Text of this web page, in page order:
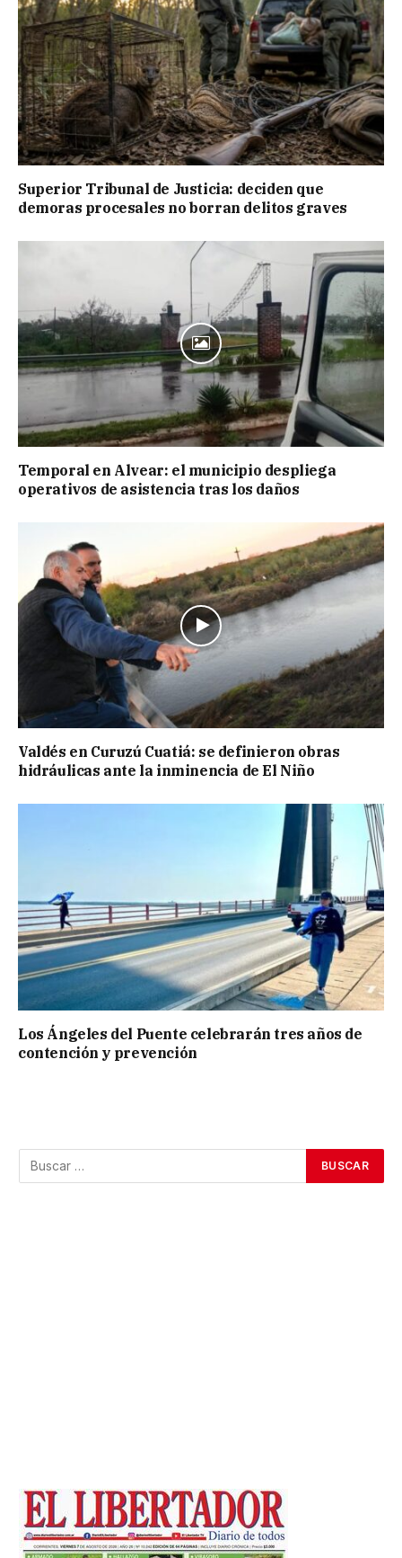
Superior Tribunal de Justicia: deciden que
demoras procesales no borran delitos graves
Temporal en Alvear: el municipio despliega
operativos de asistencia tras los daños
Valdés en Curuzú Cuatiá: se definieron obras
hidráulicas ante la inminencia de El Niño
Los Ángeles del Puente celebrarán tres años de
contención y prevención